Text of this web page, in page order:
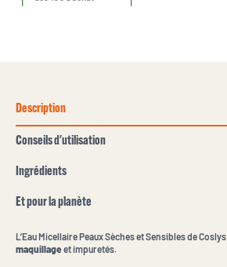
Description
Conseils d'utilisation
Ingrédients
Et pour la planète
L’Eau Micellaire Peaux Sèches et Sensibles de Coslys
maquillageet impuretés.